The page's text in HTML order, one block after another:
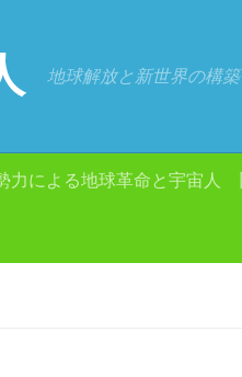
地球解放と新世界の構
力による地球革命と宇宙人